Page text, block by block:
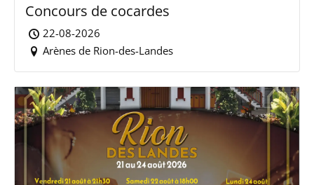
Concours de cocardes
22-08-2026
Arènes de Rion-des-Landes